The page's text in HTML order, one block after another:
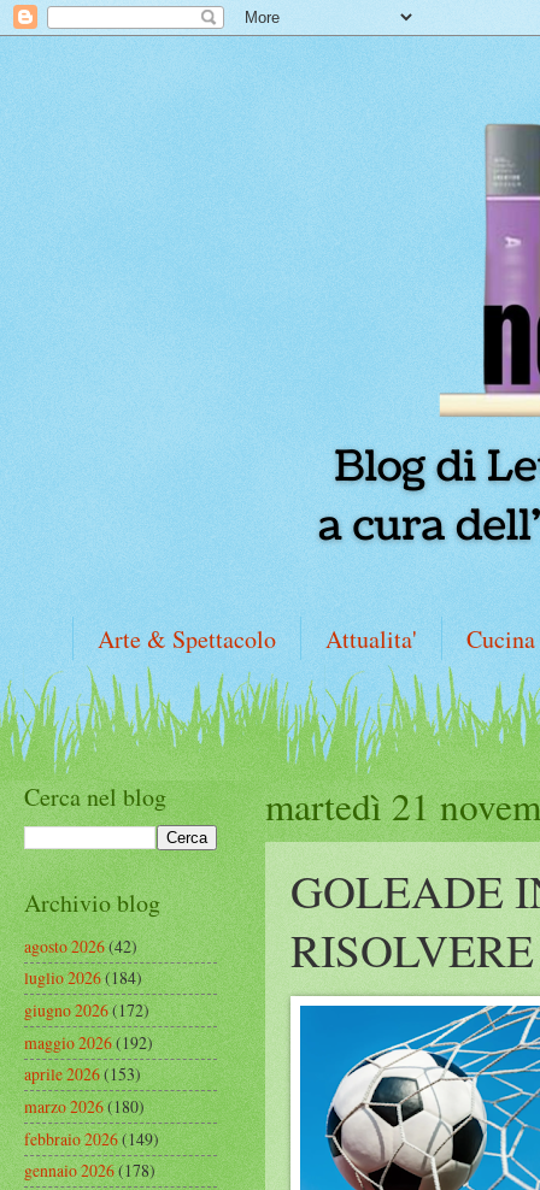
Arte & Spettacolo Attualita' Cucina
martedì 21
GOLEADE
Cerca nel blog
Archivio blog
agosto 2026(42)
luglio 2026(184)
giugno 2026(172)
maggio 2026(192)
aprile 2026(153)
marzo 2026(180)
febbraio 2026(149)
gennaio 2026(178)